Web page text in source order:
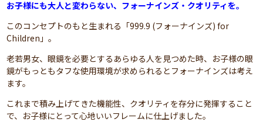
お子様にも大人と変わらない、フォーナインズ・クオリティを。
このコンセプトのもと生まれる「999.9 (フォーナインズ) for
Children」。
老若男女、眼鏡を必要とするあらゆる人を見つめた時、お子様の眼
鏡がもっともタフな使用環境が求められるとフォーナインズは考え
ます。
これまで積み上げてきた機能性、クオリティを存分に発揮すること
で、お子様にとって心地いいフレームに仕上げました。